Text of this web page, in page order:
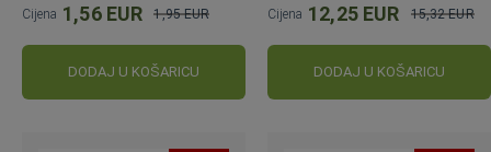
Cijena 1,56 EUR
cijena
1,95 EUR
DODAJ U KOŠARICU
Cijena 12,25 EUR
cijena
15,32 EUR
DODAJ U KOŠARICU